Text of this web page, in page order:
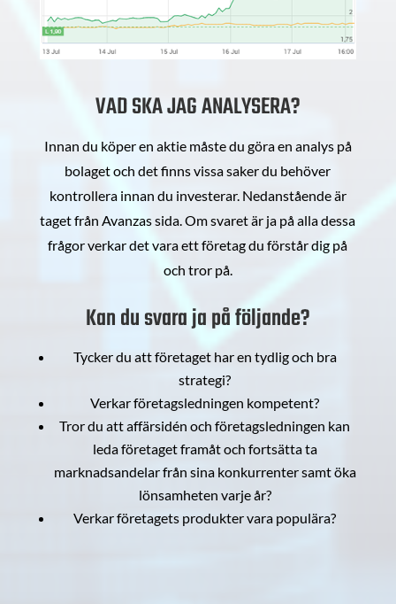
VAD SKA JAG ANALYSERA?
Innan du köper en aktie måste du göra en analys på
bolaget och det finns vissa saker du behöver
kontrollera innan du investerar. Nedanstående är
taget från Avanzas sida. Om svaret är ja på alla dessa
frågor verkar det vara ett företag du förstår dig på
och tror på.
Kan du svara ja på följande?
Tycker du att företaget har en tydlig och bra
strategi?
Verkar företagsledningen kompetent?
Tror du att affärsidén och företagsledningen kan
leda företaget framåt och fortsätta ta
marknadsandelar från sina konkurrenter samt öka
lönsamheten varje år?
Verkar företagets produkter vara populära?